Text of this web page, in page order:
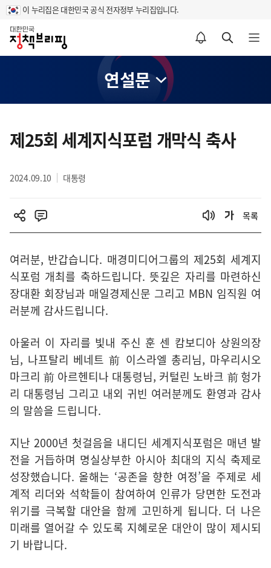
이 누리집은 대한민국 공식 전자정부 누리집입니다.
홈
알림설정 바로가기 검색 바로가기 메뉴 열기
연설문
텐
츠
역
제25회 세계지식포럼 개막식 축사
2024.09.10 대통령
목록
여러분, 반갑습니다. 매경미디어그룹의 제25회 세계지
식포럼 개최를 축하드립니다. 뜻깊은 자리를 마련하신
장대환 회장님과 매일경제신문 그리고 MBN 임직원 여
러분께 감사드립니다.
아울러 이 자리를 빛내 주신 훈 센 캄보디아 상원의장
님, 나프탈리 베네트 前 이스라엘 총리님, 마우리시오
마크리 前 아르헨티나 대통령님, 커털린 노바크 前 헝가
리 대통령님 그리고 내외 귀빈 여러분께도 환영과 감사
의 말씀을 드립니다.
지난 2000년 첫걸음을 내디딘 세계지식포럼은 매년 발
전을 거듭하며 명실상부한 아시아 최대의 지식 축제로
성장했습니다. 올해는 ‘공존을 향한 여정’을 주제로 세
계적 리더와 석학들이 참여하여 인류가 당면한 도전과
위기를 극복할 대안을 함께 고민하게 됩니다. 더 나은
미래를 열어갈 수 있도록 지혜로운 대안이 많이 제시되
기 바랍니다.